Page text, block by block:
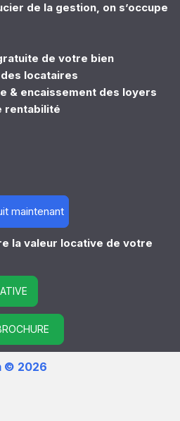
de la gestion, on s’occupe
de votre bien
locataires
& encaissement des loyers
rentabilité
maintenant
la valeur locative de votre
© 2026